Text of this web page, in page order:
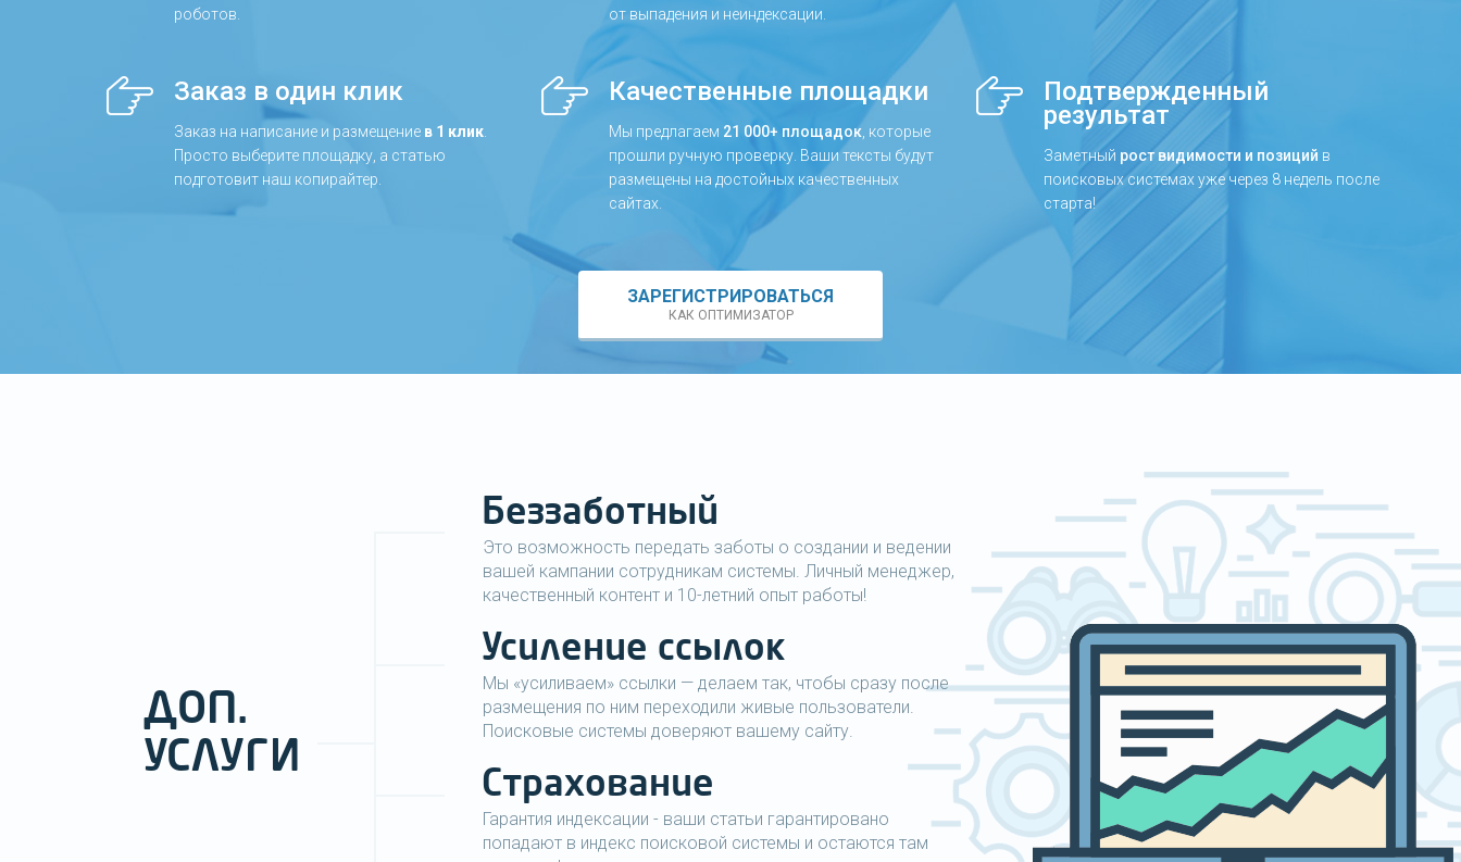
роботов.
от выпадения и неиндексации.
Заказ в один клик
Заказ на написание и размещение в 1 клик.
Просто выберите площадку, а статью
подготовит наш копирайтер.
Качественные площадки
Мы предлагаем 21 000+ площадок, которые
прошли ручную проверку. Ваши тексты будут
размещены на достойных качественных
сайтах.
Подтвержденный
результат
Заметный рост видимости и позиций в
поисковых системах уже через 8 недель после
старта!
ЗАРЕГИСТРИРОВАТЬСЯ
КАК ОПТИМИЗАТОР
ДОП.
УСЛУГИ
Беззаботный
Это возможность передать заботы о создании и ведении
вашей кампании сотрудникам системы. Личный менеджер,
качественный контент и 10-летний опыт работы!
Усиление ссылок
Мы «усиливаем» ссылки — делаем так, чтобы сразу после
размещения по ним переходили живые пользователи.
Поисковые системы доверяют вашему сайту.
Страхование
Гарантия индексации - ваши статьи гарантировано
попадают в индекс поисковой системы и остаются там